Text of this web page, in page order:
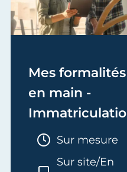
Mes
en main -
(EI/Micro-
Durée :
Sur mesure
Sur site/En